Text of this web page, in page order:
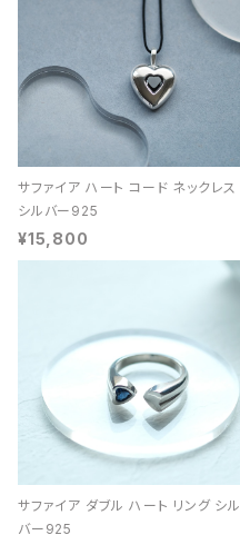
サファイア ハート コード ネックレス
シルバー925
¥15,800
サファイア ダブル ハート リング シル
バー925